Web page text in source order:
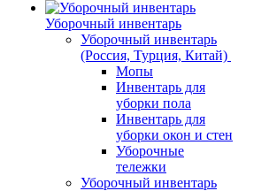
Уборочный инвентарь
Уборочный инвентарь
(Россия, Турция, Китай)
Мопы
Инвентарь для
уборки пола
Инвентарь для
уборки окон и стен
Уборочные
тележки
Уборочный инвентарь